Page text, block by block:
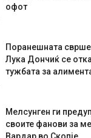
офот
Поранешната
Лука Дончиќ се
тужбата за
Мелсунген ги
своите фанови за